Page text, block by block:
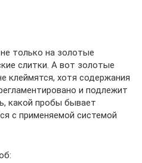
только на золотые
слитки. А вот золотые
клеймятся, хотя содержания
и подлежит
какой пробы бывает
с применяемой системой